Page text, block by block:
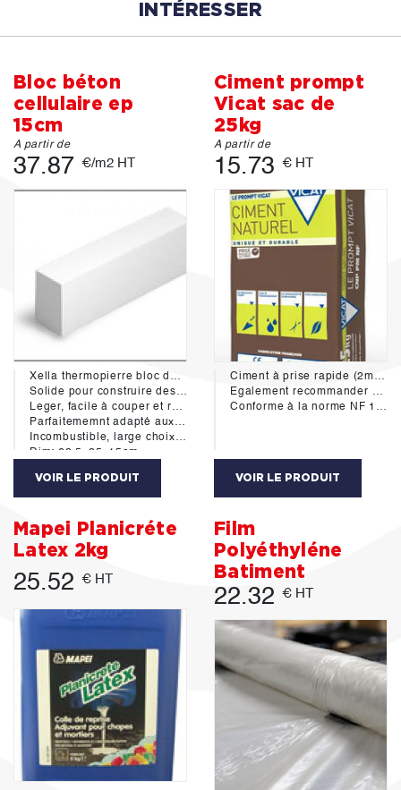
INTÉRESSER
Bloc béton
cellulaire ep
15cm
A partir de
37.87 €/m2 HT
Xella thermopierre bloc de béton cellulaire présente les qualités suivantes:
Solide pour construire des murs de construction et de vraies parois massives
Leger, facile à couper et rapide à poser.
Parfaitememnt adapté aux milieux humides.
Incombustible, large choix de finition et pose de faïence directe.
Dim: 62.5x25x15cm
VOIR LE PRODUIT
Ciment prompt
Vicat sac de
25kg
A partir de
15.73 € HT
Ciment à prise rapide (2mn à 20°c) pour sceller, maçonner, caler, réparer.
Egalement recommander pour les travaux en milieu humide ou marin.
Conforme à la norme NF 15-314 et P 15-317
VOIR LE PRODUIT
Mapei Planicréte
Latex 2kg
25.52 € HT
Film
Polyéthyléne
Batiment
22.32 € HT